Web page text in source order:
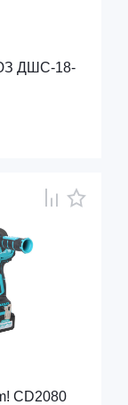
ДШС-18-
CD2080